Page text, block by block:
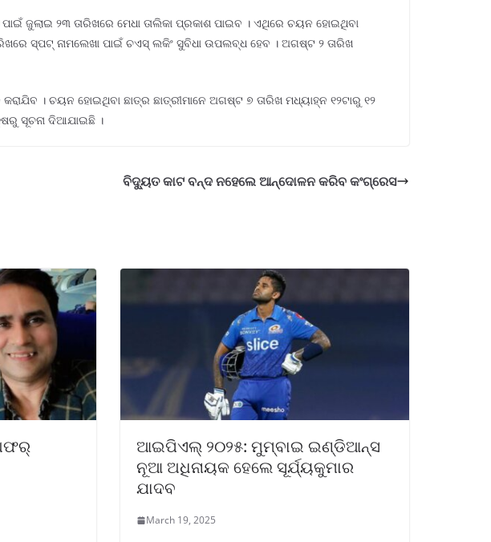
ଜୁଲାଇ ୨୩ ତାରିଖରେ ମେଧା ତାଲିକା ପ୍ରକାଶ ପାଇବ । ଏଥିରେ ଚୟନ ହୋଇଥିବା
ସ୍ପଟ୍ ନାମଲେଖା ପାଇଁ ଚଏସ୍ ଲକିଂ ସୁବିଧା ଉପଲବ୍ଧ ହେବ । ଅଗଷ୍ଟ ୨ ତାରିଖ
। ଚୟନ ହୋଇଥିବା ଛାତ୍ର ଛାତ୍ରୀମାନେ ଅଗଷ୍ଟ ୭ ତାରିଖ ମଧ୍ୟାହ୍ନ ୧୨ଟାରୁ ୧୨
ସୂଚନା ଦିଆଯାଇଛି ।
ବିଦ୍ୟୁତ କାଟ ବନ୍ଦ ନହେଲେ ଆନ୍ଦୋଳନ କରିବ କଂଗ୍ରେସ
ଆଇପିଏଲ୍ ୨୦୨୫: ମୁମ୍ବାଇ ଇଣ୍ଡିଆନ୍ସ
ନୂଆ ଅଧିନାୟକ ହେଲେ ସୂର୍ଯ୍ୟକୁମାର
ଯାଦବ
March 19, 2025